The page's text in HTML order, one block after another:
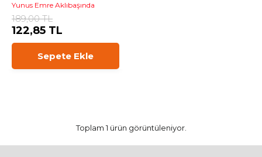
Yunus Emre Aklıbaşında
189,00 TL
122,85 TL
Sepete Ekle
Toplam 1 ürün görüntüleniyor.